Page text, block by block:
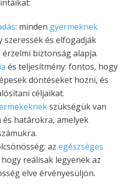
: minden gyermeknek
szeressék és elfogadják
érzelmi biztonság alapja.
és teljesítmény: fontos, hogy
döntéseket hozni, és
céljaikat.
szükségük van
határokra, amelyek
az egészséges
reálisak legyenek az
elve érvényesüljön.